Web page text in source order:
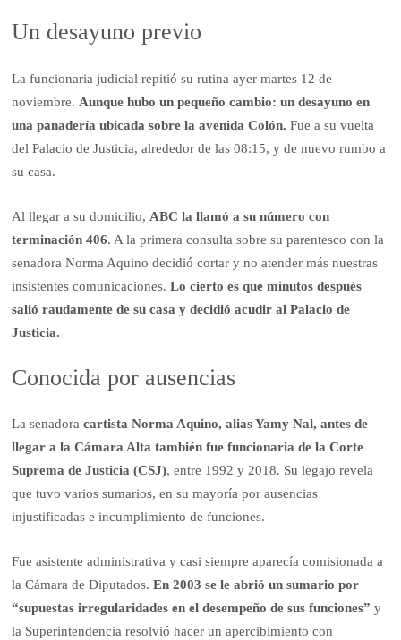
Un desayuno previo
La funcionaria judicial repitió su rutina ayer martes 12 de
noviembre. Aunque hubo un pequeño cambio: un desayuno en
una panadería ubicada sobre la avenida Colón. Fue a su vuelta
del Palacio de Justicia, alrededor de las 08:15, y de nuevo rumbo a
su casa.
Al llegar a su domicilio, ABC la llamó a su número con
terminación 406. A la primera consulta sobre su parentesco con la
senadora Norma Aquino decidió cortar y no atender más nuestras
insistentes comunicaciones.Lo cierto es que minutos después
salió raudamente de su casa y decidió acudir al Palacio de
Justicia.
Conocida por ausencias
La senadoracartista Norma Aquino, alias Yamy Nal, antes de
llegar a la Cámara Alta también fue funcionaria de la Corte
Suprema de Justicia (CSJ), entre 1992 y 2018. Su legajo revela
que tuvo varios sumarios, en su mayoría por ausencias
injustificadas e incumplimiento de funciones.
Fue asistente administrativa y casi siempre aparecía comisionada a
la Cámara de Diputados.En 2003 se le abrió un sumario por
“supuestas irregularidades en el desempeño de sus funciones”y
la Superintendencia resolvió hacer un apercibimiento con